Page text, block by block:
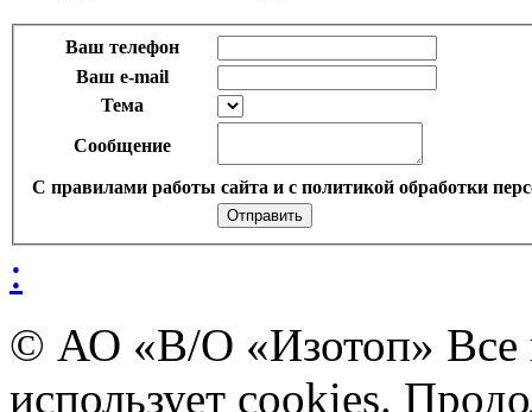
Ваш телефон
Ваш e-mail
Тема
Сообщение
С правилами работы сайта и с политикой обработки
:
© АО «В/О «Изотоп» Все
использует cookies.